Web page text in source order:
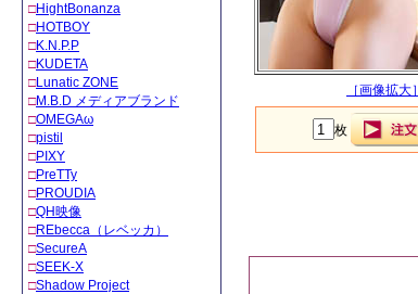
□HightBonanza
□HOTBOY
□K.N.P.P
□KUDETA
□Lunatic ZONE
□M.B.D メディアブランド
□OMEGAω
□pistil
□PIXY
□PreTTy
□PROUDIA
□QH映像
□REbecca（レベッカ）
□SecureA
□SEEK-X
□Shadow Project
［画像拡大］
枚